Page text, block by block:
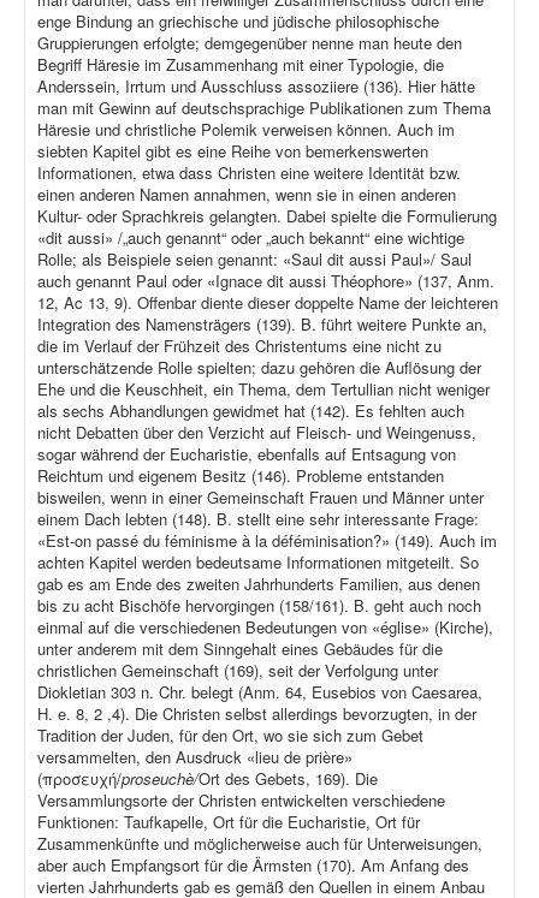
enge Bindung an griechische und jüdische philosophische
Gruppierungen erfolgte; demgegenüber nenne man heute den
Begriff Häresie im Zusammenhang mit einer Typologie, die
Anderssein, Irrtum und Ausschluss assoziiere (136). Hier hätte
man mit Gewinn auf deutschsprachige Publikationen zum Thema
Häresie und christliche Polemik verweisen können. Auch im
siebten Kapitel gibt es eine Reihe von bemerkenswerten
Informationen, etwa dass Christen eine weitere Identität bzw.
einen anderen Namen annahmen, wenn sie in einen anderen
Kultur- oder Sprachkreis gelangten. Dabei spielte die Formulierung
«dit aussi» /„auch genannt“ oder „auch bekannt“ eine wichtige
Rolle; als Beispiele seien genannt: «Saul dit aussi Paul»/ Saul
auch genannt Paul oder «Ignace dit aussi Théophore» (137, Anm.
12, Ac 13, 9). Offenbar diente dieser doppelte Name der leichteren
Integration des Namensträgers (139). B. führt weitere Punkte an,
die im Verlauf der Frühzeit des Christentums eine nicht zu
unterschätzende Rolle spielten; dazu gehören die Auflösung der
Ehe und die Keuschheit, ein Thema, dem Tertullian nicht weniger
als sechs Abhandlungen gewidmet hat (142). Es fehlten auch
nicht Debatten über den Verzicht auf Fleisch- und Weingenuss,
sogar während der Eucharistie, ebenfalls auf Entsagung von
Reichtum und eigenem Besitz (146). Probleme entstanden
bisweilen, wenn in einer Gemeinschaft Frauen und Männer unter
einem Dach lebten (148). B. stellt eine sehr interessante Frage:
«Est-on passé du féminisme à la déféminisation?» (149). Auch im
achten Kapitel werden bedeutsame Informationen mitgeteilt. So
gab es am Ende des zweiten Jahrhunderts Familien, aus denen
bis zu acht Bischöfe hervorgingen (158/161). B. geht auch noch
einmal auf die verschiedenen Bedeutungen von «église» (Kirche),
unter anderem mit dem Sinngehalt eines Gebäudes für die
christlichen Gemeinschaft (169), seit der Verfolgung unter
Diokletian 303 n. Chr. belegt (Anm. 64, Eusebios von Caesarea,
H. e. 8, 2 ,4). Die Christen selbst allerdings bevorzugten, in der
Tradition der Juden, für den Ort, wo sie sich zum Gebet
versammelten, den Ausdruck «lieu de prière»
(προσευχή/proseuchè/Ort des Gebets, 169). Die
Versammlungsorte der Christen entwickelten verschiedene
Funktionen: Taufkapelle, Ort für die Eucharistie, Ort für
Zusammenkünfte und möglicherweise auch für Unterweisungen,
aber auch Empfangsort für die Ärmsten (170). Am Anfang des
vierten Jahrhunderts gab es gemäß den Quellen in einem Anbau